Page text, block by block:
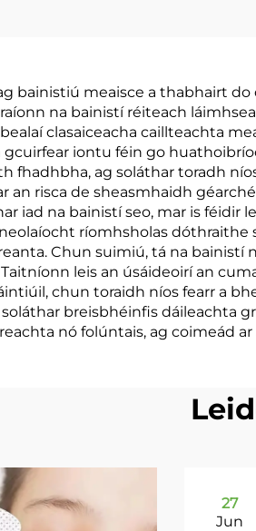
bainistiú meaisce a thabhairt
na bainistí réiteach
clasaiceacha caillteachta
gcuirfear iontu féin go
fhadhbha, ag soláthar toradh
an risca de sheasmhaidh
iad na bainistí seo, mar is féidir
ríomhsholas
Chun suimiú, tá na
leis an úsáideoirí an
chun toraidh níos fearr a
breisbhéinfis dáileachta
nó folúntais, ag coimeád
27
Jun